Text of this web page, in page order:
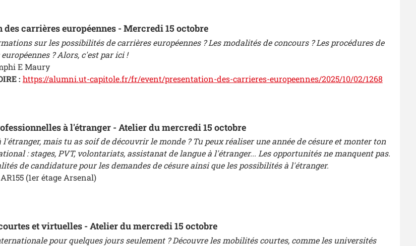
des carrières européennes - Mercredi 15 octobre
sur les possibilités de carrières européennes ? Les modalités de concours ? Les procédures de
? Alors, c'est par ici !
E Maury
: https://alumni.ut-capitole.fr/fr/event/presentation-des-carrieres-europeennes/2025/10/02/1268
à l'étranger - Atelier du mercredi 15 octobre
l'étranger, mais tu as soif de découvrir le monde ? Tu peux réaliser une année de césure et monter ton
: stages, PVT, volontariats, assistanat de langue à l'étranger... Les opportunités ne manquent pas.
de candidature pour les demandes de césure ainsi que les possibilités à l'étranger.
AR155 (1er étage Arsenal)
et virtuelles - Atelier du mercredi 15 octobre
pour quelques jours seulement ? Découvre les mobilités courtes, comme les universités